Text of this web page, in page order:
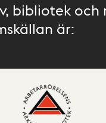
bibliotek och
är: